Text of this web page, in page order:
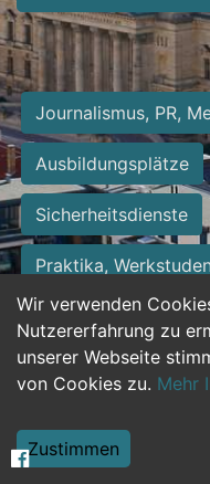
Wir verwenden
Nutzererfahrung zu
unserer Webseite
von Cookies zu. Mehr
Zustimmen
Journalismus, PR,
Ausbildungsplätze
Sicherheitsdienste
Praktika,
Personalwesen
Hilfskräfte, Aushilfs-
Weiterbildung,